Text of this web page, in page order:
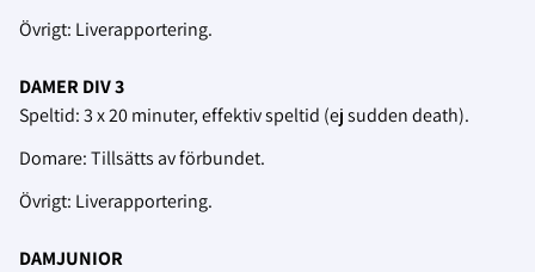
Övrigt: Liverapportering.
DAMER DIV 3
Speltid: 3 x 20 minuter, effektiv speltid (ej sudden death).
Domare: Tillsätts av förbundet.
Övrigt: Liverapportering.
DAMJUNIOR